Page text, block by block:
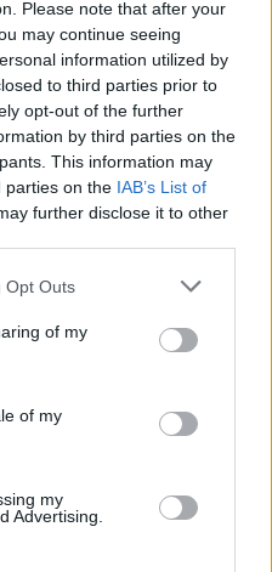
Please note that after your
may continue seeing
information utilized by
to third parties prior to
opt-out of the further
by third parties on the
This information may
parties on the IAB’s List of
further disclose it to other
Opt Outs
of my
of my
my
Advertising.